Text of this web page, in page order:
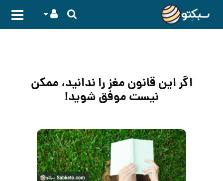
اگر این قانون مغز را ندانید، ممکن
نیست موفق شوید!